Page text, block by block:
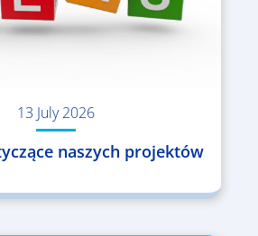
13 July 2026
naszych projektów